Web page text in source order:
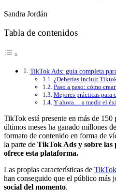
Sandra Jordán
Tabla de contenidos
TikTok Ads: guía completa
¿Deberías incluir
Paso a paso: cómo
Mejores prácticas para
Y ahora… a medir el
TikTok está presente en más de
últimos meses ha ganado millones
formato de contenido en forma de
la parte de TikTok Ads y sobre las
ofrece esta plataforma.
Las propias características de TikTok
han conseguido que el público más
social del momento.